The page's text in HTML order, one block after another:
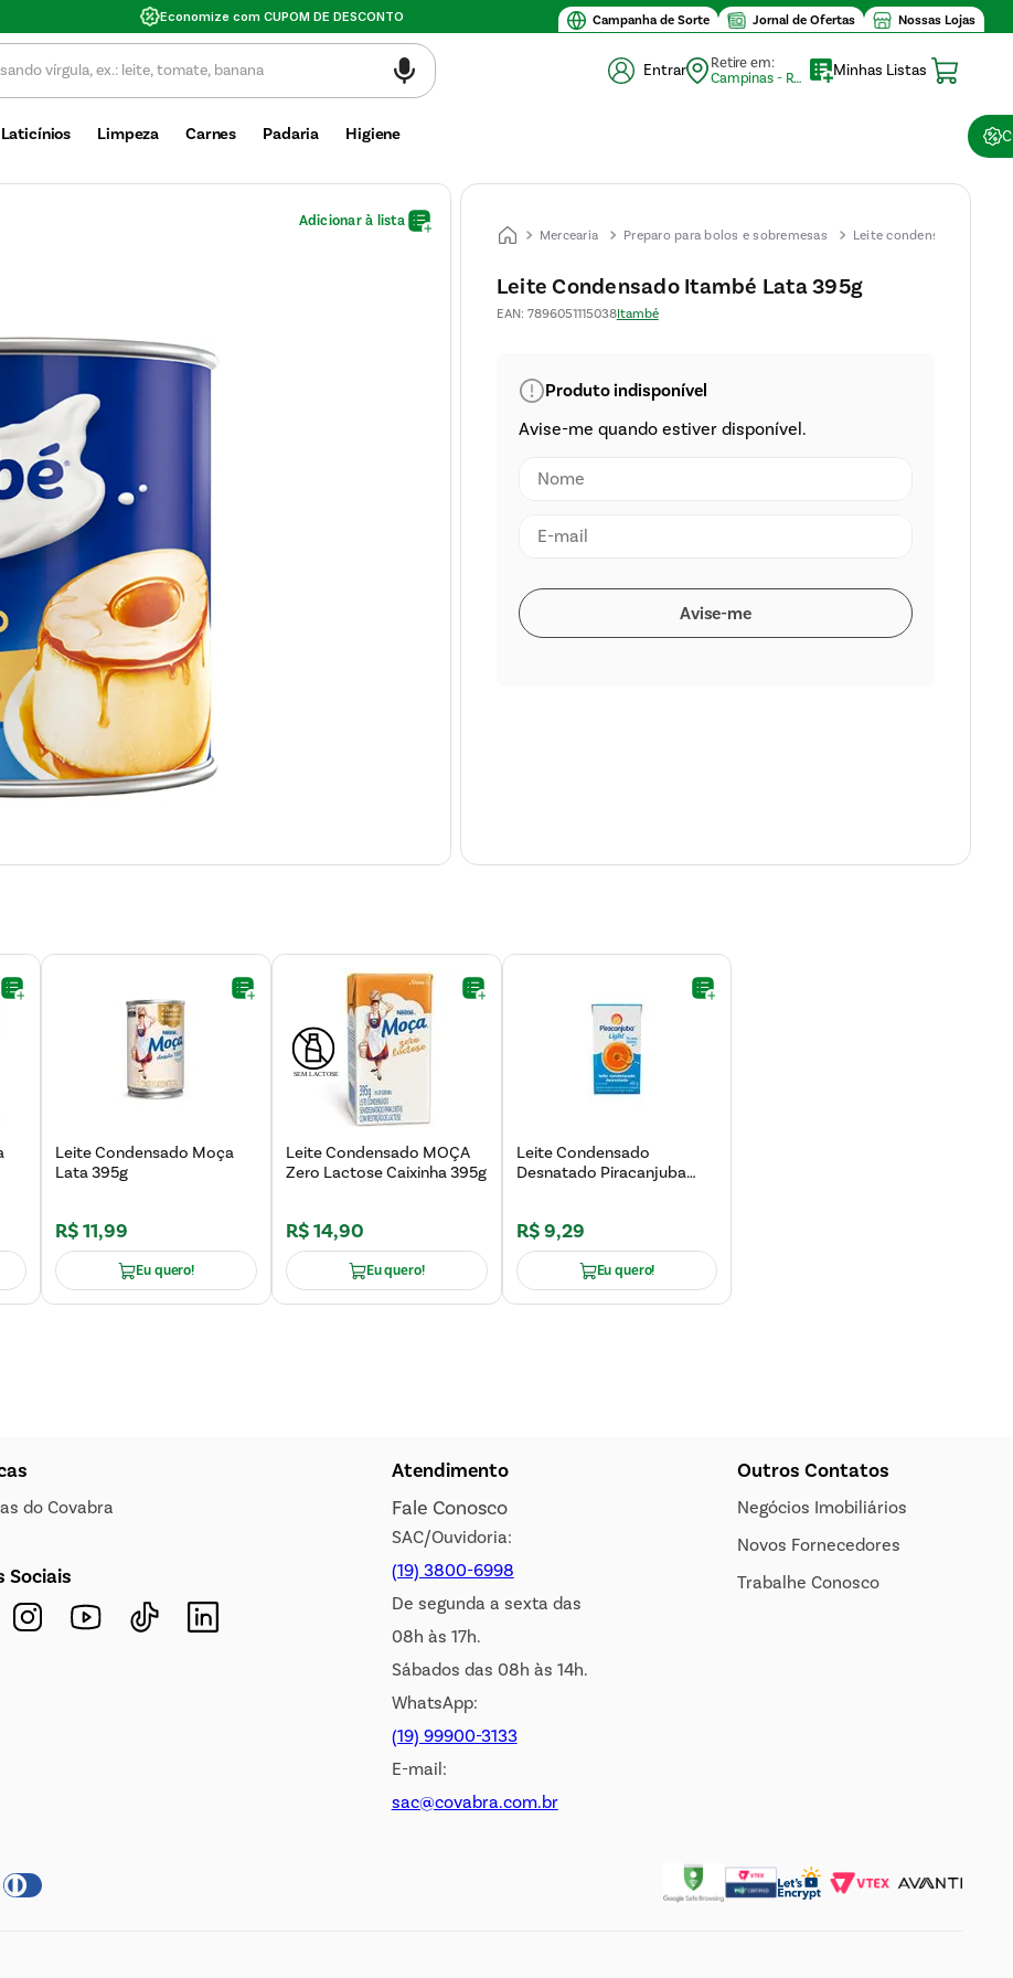
Campanha de Sorte Jornal de Ofertas Nossas Lojas
Economize com CUPOM DE DESCONTO Valor
Entrar
Retire em:
Campinas - Retirada (10)
Minhas Listas
Laticínios Limpeza Carnes Padaria Higiene
Mercearia Preparo para bolos e sobremesas Leite condensado
Leite Condensado Itambé Lata 395g
EAN: 7896051115038Itambé
Leite Condensado Moça
Lata 395g
R$11,99
Eu quero!
Leite Condensado MOÇA
Zero Lactose Caixinha 395g
R$14,90
Eu quero!
Leite Condensado
Desnatado Piracanjuba
R$9,29
Eu quero!
do Covabra
Sociais
Atendimento
Fale Conosco
SAC/Ouvidoria:
(19) 3800-6998
De segunda a sexta das
08h às 17h.
Sábados das 08h às 14h.
WhatsApp:
(19) 99900-3133
E-mail:
sac@covabra.com.br
Outros Contatos
Negócios Imobiliários
Novos Fornecedores
Trabalhe Conosco